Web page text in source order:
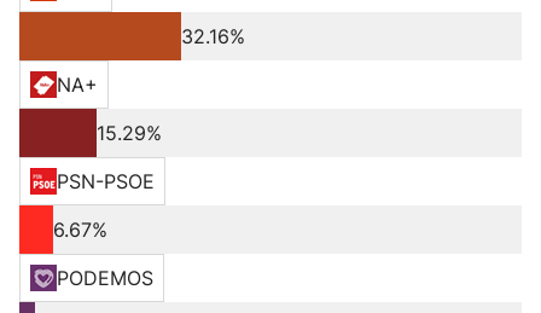
32.16%
NA+
15.29%
PSN-PSOE
6.67%
PODEMOS